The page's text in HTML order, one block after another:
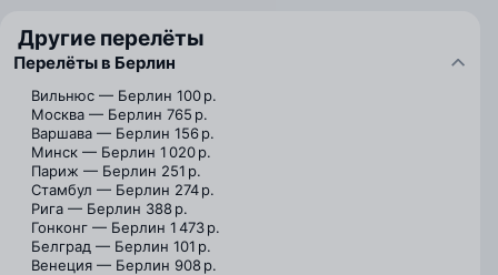
Другие перелёты
Перелёты в Берлин
Вильнюс — Берлин 100 р.
Москва — Берлин 765 р.
Варшава — Берлин 156 р.
Минск — Берлин 1 020 р.
Париж — Берлин 251 р.
Стамбул — Берлин 274 р.
Рига — Берлин 388 р.
Гонконг — Берлин 1 473 р.
Белград — Берлин 101 р.
Венеция — Берлин 908 р.